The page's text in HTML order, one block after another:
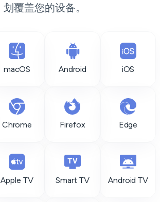
划覆盖您的设备。
macOS Android iOS
Chrome Firefox Edge
Apple TV Smart TV Android TV